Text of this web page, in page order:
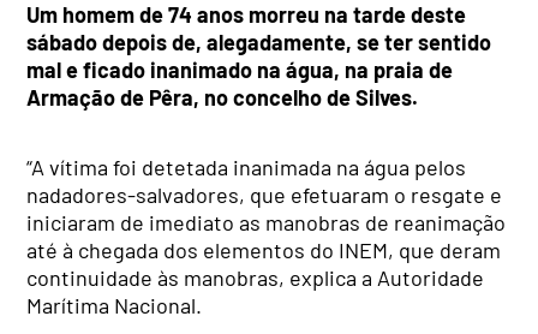
Um homem de 74 anos morreu na tarde deste
sábado depois de, alegadamente, se ter sentido
mal e ficado inanimado na água, na praia de
Armação de Pêra, no concelho de Silves.
“A vítima foi detetada inanimada na água pelos
nadadores-salvadores, que efetuaram o resgate e
iniciaram de imediato as manobras de reanimação
até à chegada dos elementos do INEM, que deram
continuidade às manobras, explica a Autoridade
Marítima Nacional.